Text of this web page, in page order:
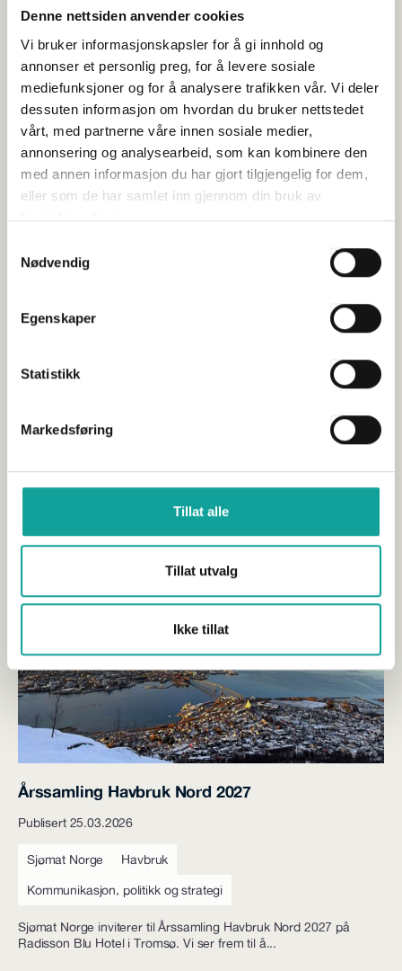
Denne nettsiden anvender cookies
Vi bruker informasjonskapsler for å gi innhold og
annonser et personlig preg, for å levere sosiale
mediefunksjoner og for å analysere trafikken vår. Vi deler
dessuten informasjon om hvordan du bruker nettstedet
vårt, med partnerne våre innen sosiale medier,
annonsering og analysearbeid, som kan kombinere den
med annen informasjon du har gjort tilgjengelig for dem,
eller som de har samlet inn gjennom din bruk av
tjenestene deres.
Nødvendig
Egenskaper
Statistikk
Markedsføring
Tillat alle
Tillat utvalg
Ikke tillat
Tariffoppgjøret 2026 – nye satser
Publisert 25.03.2026
Kommunikasjon, politikk og strategi
Fiskeindustrioverenskomsten (B-ordningen): Vedlagt følger de
nye satsene for helligdagsgodtgjørelse og trekkbeløpene...
Årssamling Havbruk Nord 2027
Publisert 25.03.2026
Sjømat Norge Havbruk
Kommunikasjon, politikk og strategi
Sjømat Norge inviterer til Årssamling Havbruk Nord 2027 på
Radisson Blu Hotel i Tromsø. Vi ser frem til å...